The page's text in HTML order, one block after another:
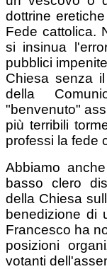
dottrine
Fede cattolica.
si insinua
pubblici
Chiesa senza
della
"benvenuto"
più terribili
professi la fede
Abbiamo
basso clero
della Chiesa
benedizione di
Francesco ha
posizioni
votanti